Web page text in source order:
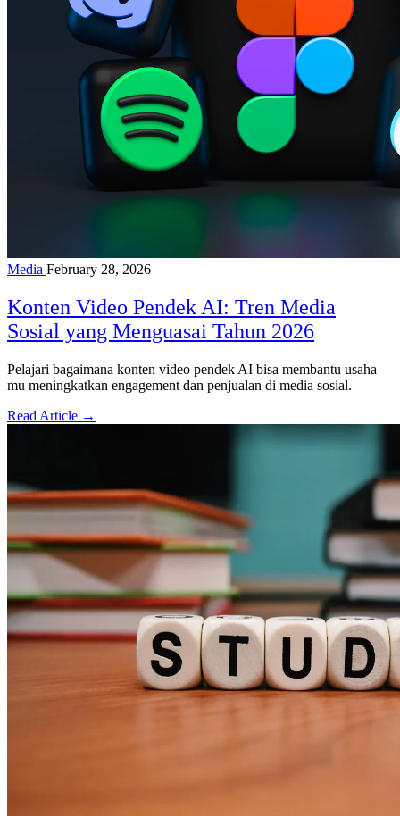
Media February 28, 2026
Konten Video Pendek AI: Tren Media
Sosial yang Menguasai Tahun 2026
Pelajari bagaimana konten video pendek AI bisa membantu usaha
mu meningkatkan engagement dan penjualan di media sosial.
Read Article →